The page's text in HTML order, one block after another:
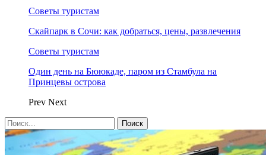
Советы туристам
Скайпарк в Сочи: как добраться, цены, развлечения
Советы туристам
Один день на Бююкаде, паром из Стамбула на
Принцевы острова
Prev Next